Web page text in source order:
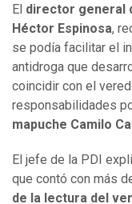
El director general
Héctor Espinosa,
se podía facilitar el
antidroga que
coincidir con el
responsabilidades
mapuche Camilo
El jefe de la PDI
que contó con más
de la lectura del